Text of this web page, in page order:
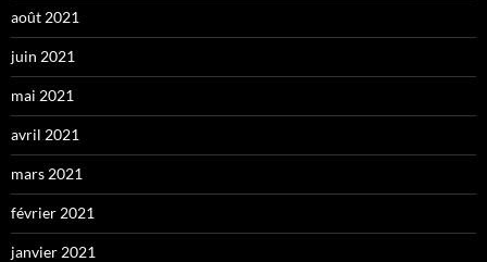
août 2021
juin 2021
mai 2021
avril 2021
mars 2021
février 2021
janvier 2021